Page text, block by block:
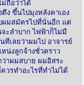
ม่ถือว่าได้
ง ขึ้นไปมุงหลังคาเอง
ผมสมัครไปที่นั่นอีก แต่
ะลำบาก ไฟฟ้าก็ไม่มี
เลยว่าผมไป อาจารย์
น่งลูกจ้างชั่วคราว
าผมสบาย ผมอิสระ
วรทำอะไรที่ทำไม่ได้